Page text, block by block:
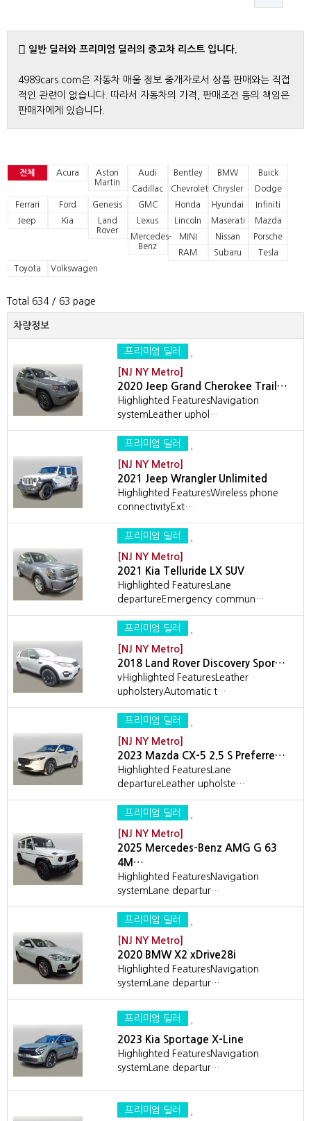
일반 딜러와 프리미엄 딜러의 중고차 리스트 입니다.
4989cars.com은 자동차 매울 정보 중개자로서 상품 판매와는 직접
적인 관련이 없습니다. 따라서 자동차의 가격, 판매조건 등의 책임은
판매자에게 있습니다.
전체 Acura
Aston
Martin
Audi Bentley BMW
Buick
Cadillac
Chevrolet Chrysler
Dodge
Ferrari
Ford Genesis GMC Honda Hyundai
Infiniti
Jeep
Kia
Land
Rover
Lexus Lincoln Maserati
Mazda
Mercedes-
Benz
MINI Nissan
Porsche
RAM
Subaru
Tesla
Toyota
Volkswagen
Total 634/ 63 page
차량정보
프리미엄 딜러
[NJ NY Metro]
2020 Jeep Grand Cherokee Trail…
Highlighted FeaturesNavigation
systemLeather uphol…
프리미엄 딜러
[NJ NY Metro]
2021 Jeep Wrangler Unlimited
Highlighted FeaturesWireless phone
connectivityExt…
프리미엄 딜러
[NJ NY Metro]
2021 Kia Telluride LX SUV
Highlighted FeaturesLane
departureEmergency commun…
프리미엄 딜러
[NJ NY Metro]
2018 Land Rover Discovery Spor…
vHighlighted FeaturesLeather
upholsteryAutomatic t…
프리미엄 딜러
[NJ NY Metro]
2023 Mazda CX-5 2.5 S Preferre…
Highlighted FeaturesLane
departureLeather upholste…
프리미엄 딜러
[NJ NY Metro]
2025 Mercedes-Benz AMG G 63
4M…
Highlighted FeaturesNavigation
systemLane departur…
프리미엄 딜러
[NJ NY Metro]
2020 BMW X2 xDrive28i
Highlighted FeaturesNavigation
systemLane departur…
프리미엄 딜러
2023 Kia Sportage X-Line
Highlighted FeaturesNavigation
systemLane departur…
프리미엄 딜러